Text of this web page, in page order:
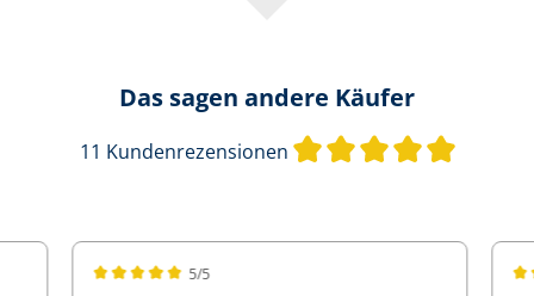
Das sagen andere Käufer
11 Kundenrezensionen
5/5